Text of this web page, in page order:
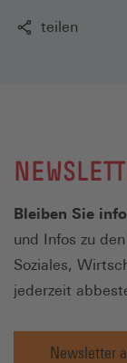
teilen
Bleiben Sie
und Infos zu
Soziales,
jederzeit
Newsletter